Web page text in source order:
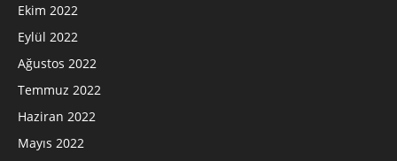
Ekim 2022
Eylül 2022
Ağustos 2022
Temmuz 2022
Haziran 2022
Mayıs 2022